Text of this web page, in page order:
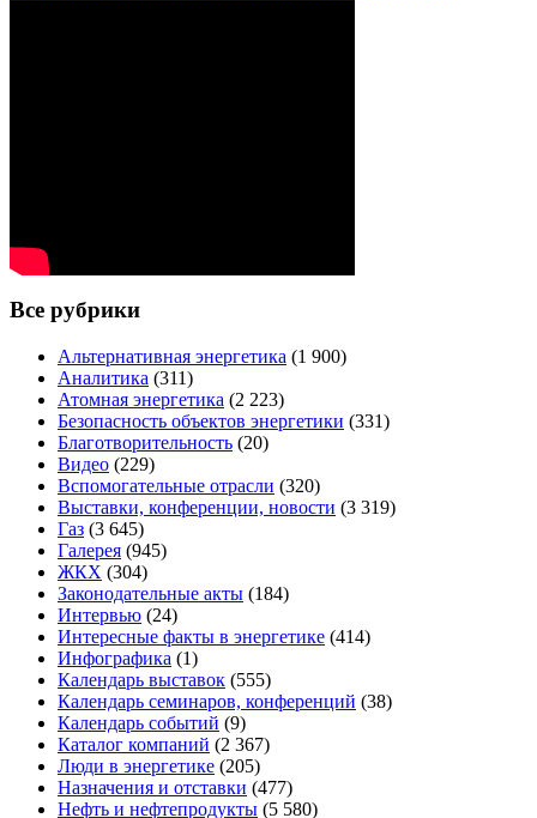
Все рубрики
Альтернативная энергетика (1 900)
Аналитика (311)
Атомная энергетика (2 223)
Безопасность объектов энергетики (331)
Благотворительность (20)
Видео (229)
Вспомогательные отрасли (320)
Выставки, конференции, новости (3 319)
Газ (3 645)
Галерея (945)
ЖКХ (304)
Законодательные акты (184)
Интервью (24)
Интересные факты в энергетике (414)
Инфографика (1)
Календарь выставок (555)
Календарь семинаров, конференций (38)
Календарь событий (9)
Каталог компаний (2 367)
Люди в энергетике (205)
Назначения и отставки (477)
Нефть и нефтепродукты (5 580)